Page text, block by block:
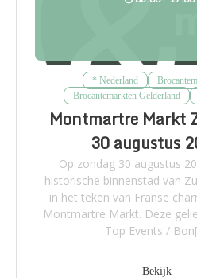
* Nederland
Brocantemarkten Gelderland
Montmartre Markt
30 augustus
Op zondag 30 augustus
historische binnenstad van
in het teken van Franse
Montmartre Markt. Deze
Top Events /
Bekijk